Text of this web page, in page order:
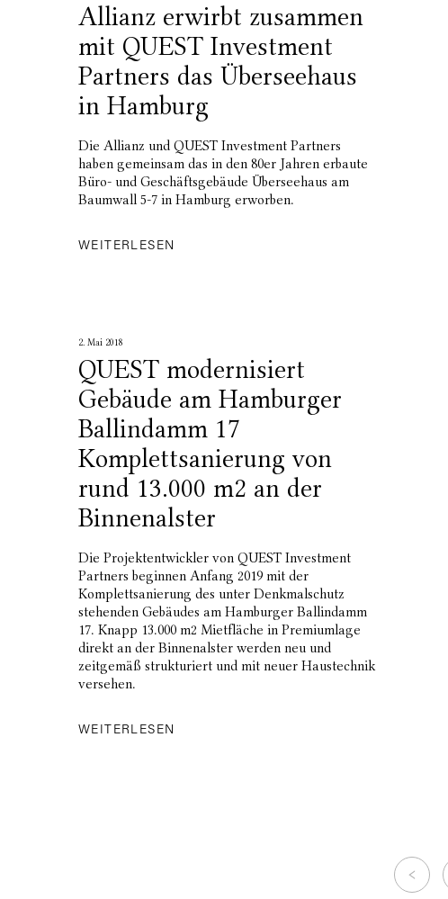
Allianz erwirbt zusammen
mit QUEST Investment
Partners das Überseehaus
in Hamburg
Die Allianz und QUEST Investment Partners
haben gemeinsam das in den 80er Jahren erbaute
Büro- und Geschäftsgebäude Überseehaus am
Baumwall 5-7 in Hamburg erworben.
WEITERLESEN
2. Mai 2018
QUEST modernisiert
Gebäude am Hamburger
Ballindamm 17
Komplettsanierung von
rund 13.000 m2 an der
Binnenalster
Die Projektentwickler von QUEST Investment
Partners beginnen Anfang 2019 mit der
Komplettsanierung des unter Denkmalschutz
stehenden Gebäudes am Hamburger Ballindamm
17. Knapp 13.000 m2 Mietfläche in Premiumlage
direkt an der Binnenalster werden neu und
zeitgemäß strukturiert und mit neuer Haustechnik
versehen.
WEITERLESEN